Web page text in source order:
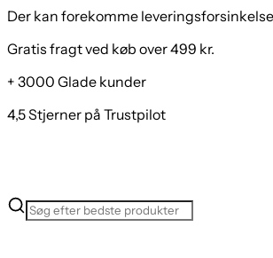
Der kan forekomme
Gratis fragt ved køb over 499 kr.
+ 3000 Glade kunder
4,5 Stjerner på Trustpilot